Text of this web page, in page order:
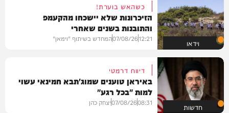
וידאו
כשהאש בוערת!
הזיכרונות שלא יישכחו מהקעמפ
והתובנות בשנים שאחרי
12:21
07/08/26המחדש בשיתוף "וימאן"
חדשות
דיווח דרמטי
באיראן טוענים שמוג'תבא חמינאי עשוי
למות "בכל רגע"
08:31
07/08/26יצחק כהן